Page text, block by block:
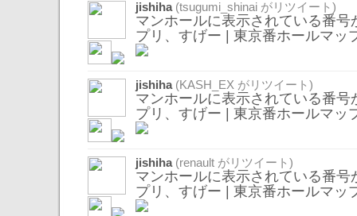
jishiha(tsugumi_shinai がリツイート)
マンホールに表示されている番
プリ、すげー | 東京番ホールマッ
jishiha(KASH_EX がリツイート)
マンホールに表示されている番
プリ、すげー | 東京番ホールマッ
jishiha(renault がリツイート)
マンホールに表示されている番
プリ、すげー | 東京番ホールマッ